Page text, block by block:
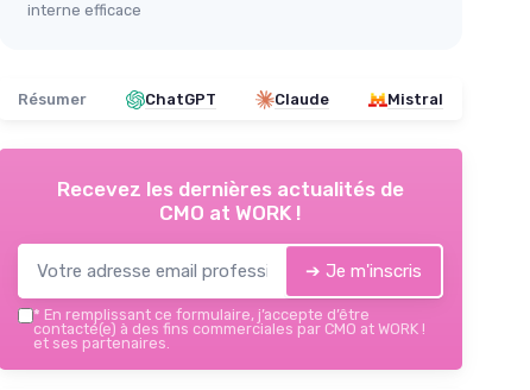
interne efficace
Résumer ChatGPT Claude Mistral
Recevez les dernières actualités de
CMO at WORK !
➔ Je m'inscris
* En remplissant ce formulaire, j’accepte d’être
contacté(e) à des fins commerciales par CMO at WORK !
et ses partenaires.